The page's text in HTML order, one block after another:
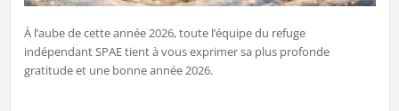
​À l’aube de cette année 2026, toute l’équipe du refuge
indépendant SPAE tient à vous exprimer sa plus profonde
gratitude et une bonne année 2026.